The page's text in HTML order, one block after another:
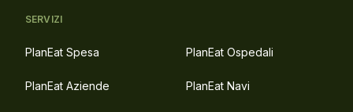
SERVIZI
PlanEat Spesa PlanEat Ospedali
PlanEat Aziende PlanEat Navi